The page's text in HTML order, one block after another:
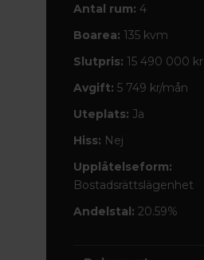
Antal rum: 4
Boarea: 135 kvm
Slutpris: 15 490 000 kr
Avgift: 5 749 kr/mån
Uteplats: Ja
Hiss: Nej
Upplåtelseform:
Bostadsrättslägenhet
Andelstal: 20.59%